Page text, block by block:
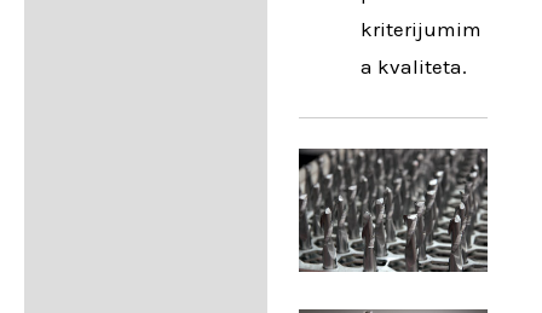
kriterijumim
a kvaliteta.